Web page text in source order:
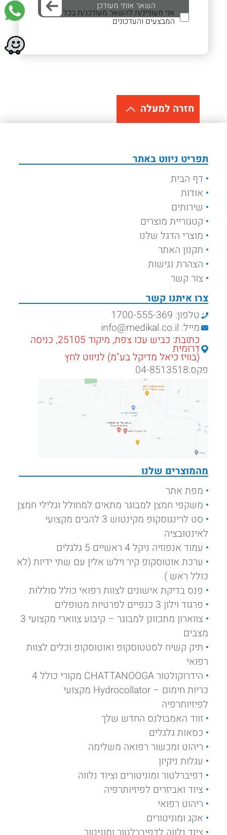
אני מעוניינ/ת להשאר מעודכנ/ת בכל
המבצעים והעדכונים
חזרה למעלה
תפריט ניווט באתר
דף הבית
אודות
שירותים
קטגוריית מוצרים
מוצרי הדגל שלנו
תקנון האתר
הצהרת נגישות
צור קשר
מהמוצרים שלנו
מפת אתר
משקפי חמצן למבוגר מתאים למחולל וגלילי חמצן
סט לרינגוסקופ מקינטוש 3 להבים מקצועי
לאינטובציה
עמוד אנפוזיה ניקל 4 ראשיים 5 גלגלים
ערכת אוטוסקופ קיר וילש אלין עם שתי ידיות (לא
כולל ראש )
פנס בדיקת אישונים לצוות רפואי כולל סוללות
פרגוד וילון 3 כנפיים לפרטיות מטופלים
צווארון מתכוונן למבוגר – קיבוע צווארי מקצועי 3
מצבים
תיק קשיח לסטטוסקופ ואוטוסקופ וכלים לצוות
רפואי
הידרוקולטור CHATTANOOGA מקורי כולל 4
כריות חימום – Hydrocollator מקצועי
לפיזיותרפיה
זווד האמבולנס החדש שלך
כסאות גלגלים
ריהוט ומכשור רפואה משלימה
עגלות ניקיון
דפיברלטור ומוניטורים וציוד נלווה
ציוד ואביזרים לפיזיותרפיה
ריהוט רפואי
אקג ומוניטורים
צרו איתנו קשר
טלפון: 1700-555-369
מייל: info@medikal.co.il
כתובת: כביש עכו צפת, מיקוד 25105, כניסה
דרומית
(בוויז כיאל מדיקל בע"מ) לניווט לחץ
פקס:04-8513518